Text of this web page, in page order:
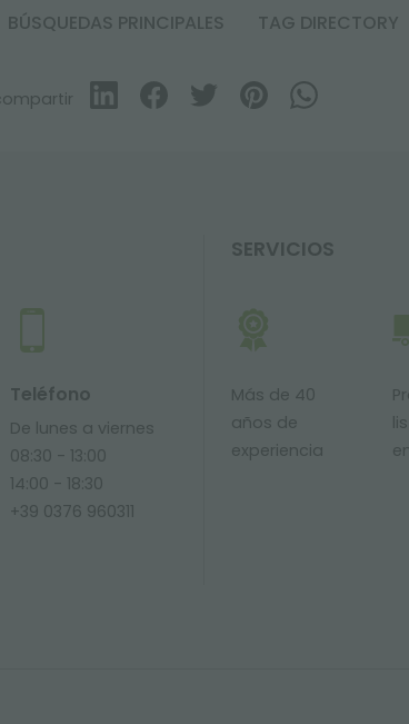
BÚSQUEDAS PRINCIPALES TAG DIRECTORY
Teléfono
De lunes a viernes
08:30 - 13:00
14:00 - 18:30
+39 0376 960311
SERVICIOS
Más de 40
años de
experiencia